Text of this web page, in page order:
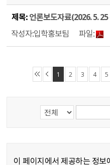
언론보도자료(2026. 5.
입학홍보팀
1 2 3 4 5
이 페이지에서 제공하는 정